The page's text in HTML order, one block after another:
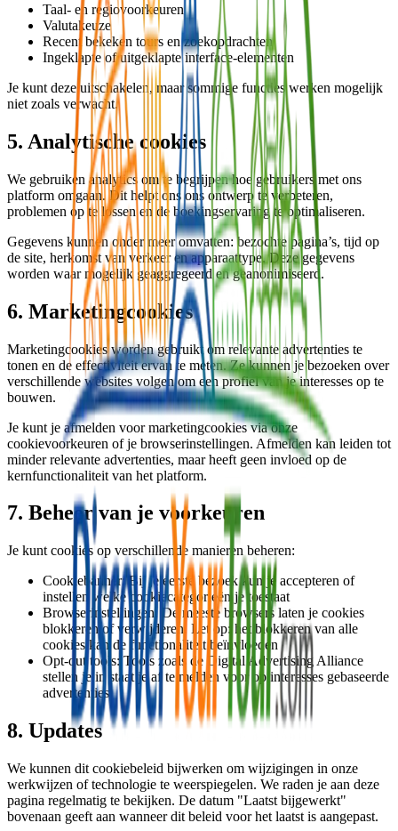
Taal- en regiovoorkeuren
Valutakeuze
Recent bekeken tours en zoekopdrachten
Ingeklapte of uitgeklapte interface-elementen
Je kunt deze uitschakelen, maar sommige functies werken mogelijk
niet zoals verwacht.
5. Analytische cookies
We gebruiken analytics om te begrijpen hoe gebruikers met ons
platform omgaan. Dit helpt ons ons ontwerp te verbeteren,
problemen op te lossen en de boekingservaring te optimaliseren.
Gegevens kunnen onder meer omvatten: bezochte pagina’s, tijd op
de site, herkomst van verkeer en apparaattype. Deze gegevens
worden waar mogelijk geaggregeerd en geanonimiseerd.
6. Marketingcookies
Marketingcookies worden gebruikt om relevante advertenties te
tonen en de effectiviteit ervan te meten. Ze kunnen je bezoeken over
verschillende websites volgen om een profiel van je interesses op te
bouwen.
Je kunt je afmelden voor marketingcookies via onze
cookievoorkeuren of je browserinstellingen. Afmelden kan leiden tot
minder relevante advertenties, maar heeft geen invloed op de
kernfunctionaliteit van het platform.
7. Beheer van je voorkeuren
Je kunt cookies op verschillende manieren beheren:
Cookiebanner: Bij je eerste bezoek kun je accepteren of
instellen welke cookiecategorieën je toestaat
Browserinstellingen: De meeste browsers laten je cookies
blokkeren of verwijderen. Let op: het blokkeren van alle
cookies kan de functionaliteit beïnvloeden
Opt-out tools: Tools zoals de Digital Advertising Alliance
stellen je in staat je af te melden voor op interesses gebaseerde
advertenties
8. Updates
We kunnen dit cookiebeleid bijwerken om wijzigingen in onze
werkwijzen of technologie te weerspiegelen. We raden je aan deze
pagina regelmatig te bekijken. De datum "Laatst bijgewerkt"
bovenaan geeft aan wanneer dit beleid voor het laatst is aangepast.